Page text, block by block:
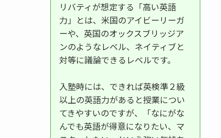
リバティが想定する「高い英語
力」とは、米国のアイビーリーガ
ーや、英国のオックスブリッジア
ンのようなレベル、ネイティブと
対等に議論できるレベルです。
入塾時には、できれば英検準２級
以上の英語力があると授業につい
てきやすいのですが、「なにがな
んでも英語が得意になりたい、マ